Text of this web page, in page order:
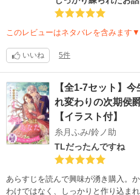
このレビューはネタバレを含みます▼
いいね 5件
【全1-7セット】
れ変わりの次期侯
【イラスト付】
糸月ふみ/鈴ノ助
TLだったんですね
あらすじを読んで興味が湧き購入。
わけではなく、しっかりと作り込ま